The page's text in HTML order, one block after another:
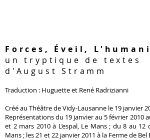
Forces, Éveil,
un tryptique de textes
d'August Stramm
Traduction : Huguette et René Radrizianni
Créé au Théâtre de Vidy-Lausanne le 19 janvier
Représentations du 19 janvier au 5 février 2010
et 2 mars 2010 à L’espal, Le Mans ; du 8 au
Mans ; les 21 et 22 janvier 2011 à la Ferme de